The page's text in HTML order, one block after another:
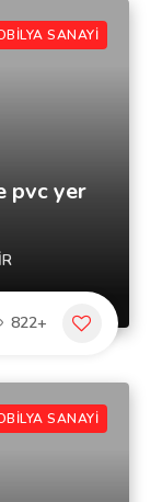
SANAYİ
pvc yer
822+
SANAYİ